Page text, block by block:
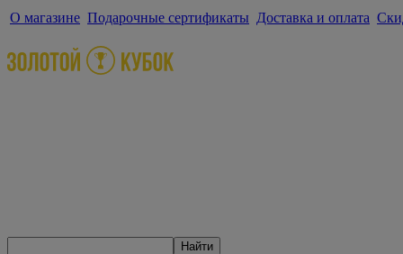
О магазине Подарочные сертификаты Доставка и оплата
Найти